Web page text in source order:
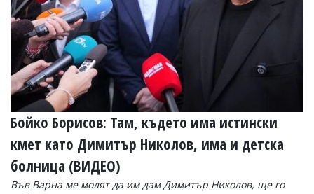
Бойко Борисов: Там, където има истински
кмет като Димитър Николов, има и детска
болница (ВИДЕО)
Във Варна ме молят да им дам Димитър Николов, ще го